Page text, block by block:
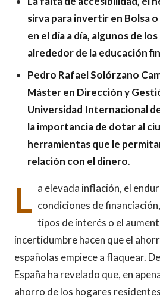
sirva para invertir en Bolsa
en el día a día, algunos de
alrededor de la educación
Pedro Rafael Solórzano
Máster en Dirección y
Universidad Internacional
la importancia de dotar al
herramientas que le
relación con el dinero.
L a elevada inflación, el
condiciones de
tipos de interés o el
incertidumbre hacen que el
españolas empiece a flaquear.
España ha revelado que, en
ahorro de los hogares residentes